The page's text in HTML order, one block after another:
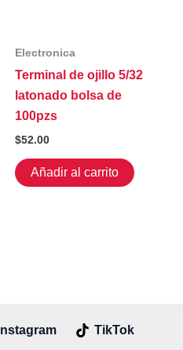
Electronica
Terminal de ojillo 5/32
latonado bolsa de
100pzs
$52.00
Añadir al carrito
Instagram TikTok